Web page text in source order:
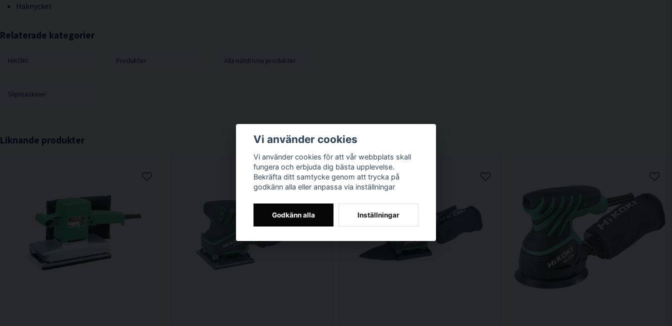
Haknyckel
Relaterade kategorier
HiKOKI Produkter Alla nätdrivna produkter
Slipmaskiner
Liknande produkter Vi använder cookies
Vi använder cookies för att vår webbplats skall
fungera och erbjuda dig bästa upplevelse.
Bekräfta ditt samtycke genom att trycka på
godkänn alla eller anpassa via inställningar
Godkänn alla Inställningar